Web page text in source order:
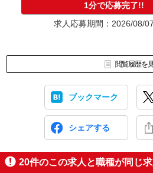
1分で応募完了!!
求人応募期間：2026/08/
閲覧履歴を
ブックマーク
シェアする
20件のこの求人と職種が同じ求